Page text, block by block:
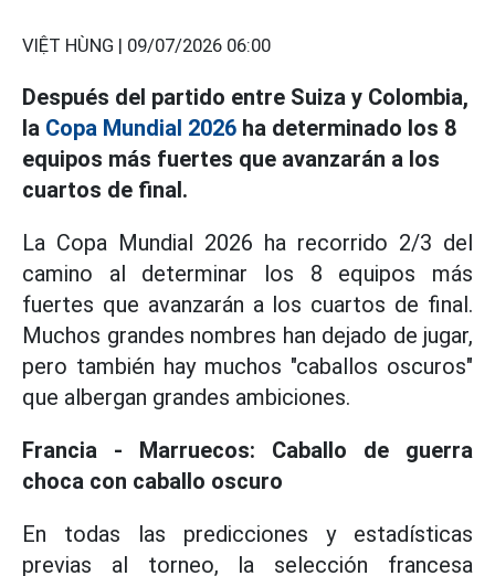
VIỆT HÙNG | 09/07/2026 06:00
Después del partido entre Suiza y Colombia,
la Copa Mundial 2026 ha determinado los 8
equipos más fuertes que avanzarán a los
cuartos de final.
La Copa Mundial 2026 ha recorrido 2/3 del
camino al determinar los 8 equipos más
fuertes que avanzarán a los cuartos de final.
Muchos grandes nombres han dejado de jugar,
pero también hay muchos "caballos oscuros"
que albergan grandes ambiciones.
Francia - Marruecos: Caballo de guerra
choca con caballo oscuro
En todas las predicciones y estadísticas
previas al torneo, la selección francesa